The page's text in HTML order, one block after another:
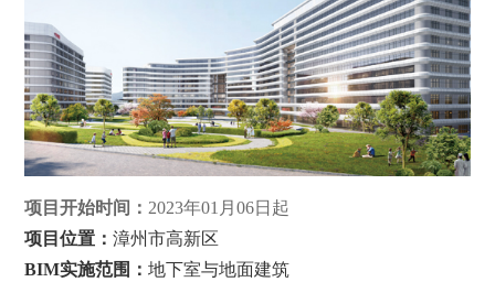
项目开始时间： 2023年01月06日起
项目位置：漳州市高新区
BIM实施范围：地下室与地面建筑